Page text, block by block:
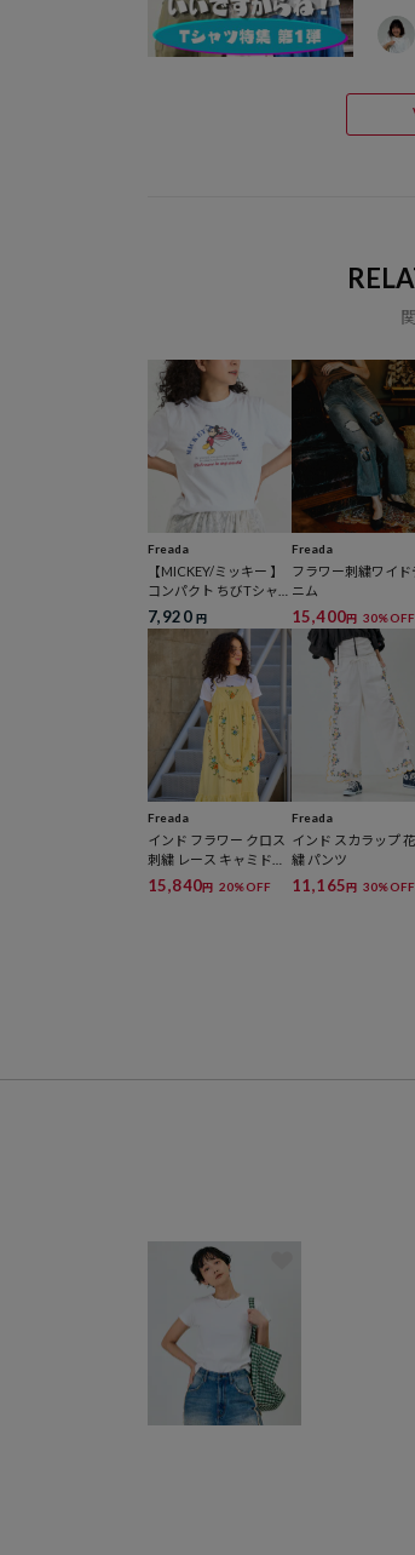
Freada
【MICKEY/ミッキー 】
コンパクト ちびTシャ
ツ NEW
7,920円
Freada
フラワー刺繍ワイド
ニム
15,400円 30%OFF
Freada
インド フラワー クロス
刺繍 レース キャミドレ
ス
15,840円 20%OFF
Freada
インド スカラップ
繍 パンツ
11,165円 30%OFF